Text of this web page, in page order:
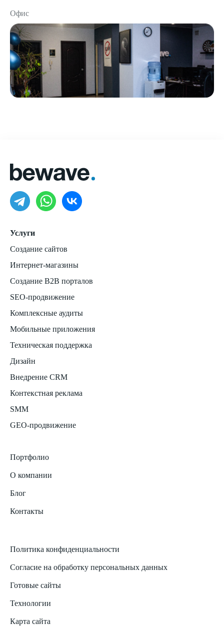
Офис
Услуги
Создание сайтов
Интернет-магазины
Создание B2B порталов
SEO-продвижение
Комплексные аудиты
Мобильные приложения
Техническая поддержка
Дизайн
Внедрение CRM
Контекстная реклама
SMM
GEO-продвижение
Портфолио
О компании
Блог
Контакты
Политика конфиденциальности
Согласие на обработку персональных данных
Готовые сайты
Технологии
Карта сайта